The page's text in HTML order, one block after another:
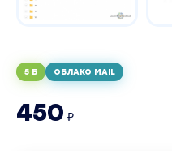
5 Б ОБЛАКО MAIL
450 ₽